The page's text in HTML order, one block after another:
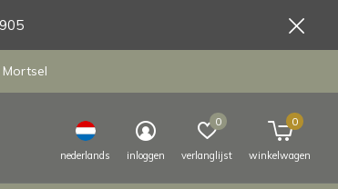
nederlands inloggen verlanglijst
0
winkelwagen
0